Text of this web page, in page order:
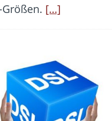
[…]